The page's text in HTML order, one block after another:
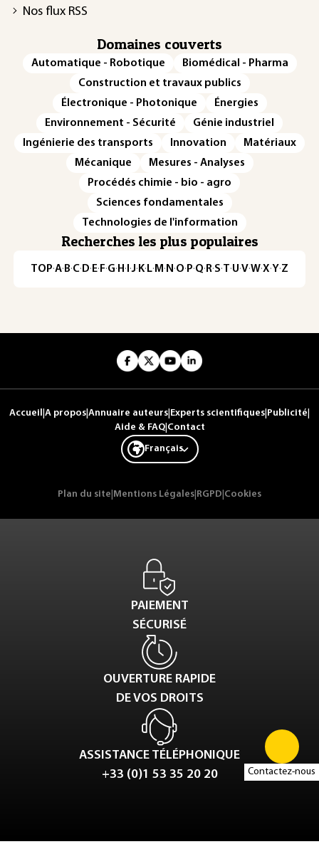
Contactez-nous
Nos flux RSS
Domaines couverts
Automatique - Robotique
Biomédical - Pharma
Construction et travaux publics
Électronique - Photonique
Énergies
Environnement - Sécurité
Génie industriel
Ingénierie des transports
Innovation
Matériaux
Mécanique
Mesures - Analyses
Procédés chimie - bio - agro
Sciences fondamentales
Technologies de l'information
Recherches les plus populaires
TOP·A·B·C· D· E· F·G· H · ·J· K· L· M · N ·O· P·Q· R·S·T·U·V·W·X·Y·Z
Accueil A propos Annuaire auteurs Experts scientifiques Publicité
Aide & FAQ| Contact
Français
Plan du site Mentions Légales RGPD Cookies
PAIEMENT
SÉCURISÉ
OUVERTURE RAPIDE
DE VOS DROITS
ASSISTANCE TÉLÉPHONIQUE
+33 (0)1 53 35 20 20